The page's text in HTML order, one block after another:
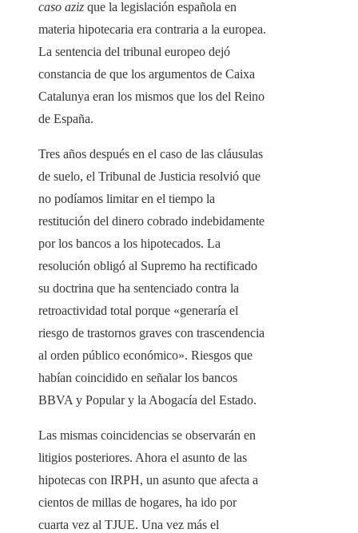
caso aziz que la legislación española en
materia hipotecaria era contraria a la europea.
La sentencia del tribunal europeo dejó
constancia de que los argumentos de Caixa
Catalunya eran los mismos que los del Reino
de España.
Tres años después en el caso de las cláusulas
de suelo, el Tribunal de Justicia resolvió que
no podíamos limitar en el tiempo la
restitución del dinero cobrado indebidamente
por los bancos a los hipotecados. La
resolución obligó al Supremo ha rectificado
su doctrina que ha sentenciado contra la
retroactividad total porque «generaría el
riesgo de trastornos graves con trascendencia
al orden público económico». Riesgos que
habían coincidido en señalar los bancos
BBVA y Popular y la Abogacía del Estado.
Las mismas coincidencias se observarán en
litigios posteriores. Ahora el asunto de las
hipotecas con IRPH, un asunto que afecta a
cientos de millas de hogares, ha ido por
cuarta vez al TJUE. Una vez más el